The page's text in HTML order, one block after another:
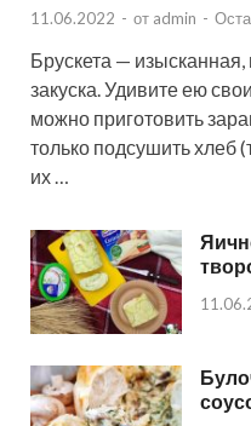
11.06.2022 - от admin -
Брускета —
закуска. Удивите ею
можно приготовить
только подсушить хлеб
их …